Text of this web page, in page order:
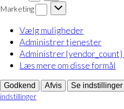
Marketing Marketing
Vælg muligheder
Administrer tjenester
Administrer
Læs mere om disse formål
Godkend Afvis Se indstillinger
indstillinger